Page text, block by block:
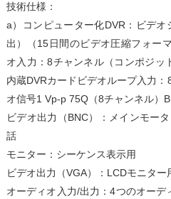
技術仕様：
a）コンピューター化DVR：ビデオ
出）（15日間のビデオ圧縮フォー
オ入力：8チャンネル（コンポジッ
内蔵DVRカードビデオループ入力
オ信号1 Vp-p 75Q（8チャンネル）
ビデオ出力（BNC）：メインモー
話
モニター：シーケンス表示用
ビデオ出力（VGA）：LCDモニター
オーディオ入力/出力：4つのオーデ